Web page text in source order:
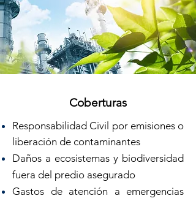
Coberturas
Responsabilidad Civil por emisiones o
liberación de contaminantes
Daños a ecosistemas y biodiversidad
fuera del predio asegurado
Gastos de atención a emergencias